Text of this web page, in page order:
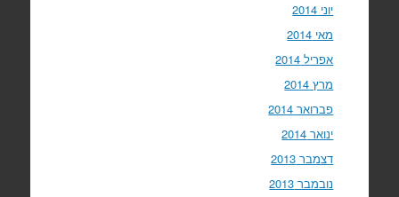
יוני 2014
מאי 2014
אפריל 2014
מרץ 2014
פברואר 2014
ינואר 2014
דצמבר 2013
נובמבר 2013